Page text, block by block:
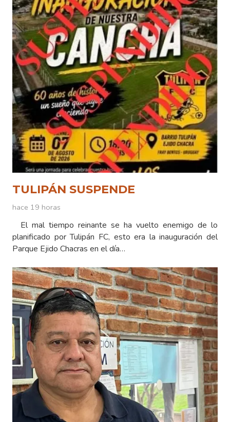
TULIPÁN SUSPENDE
hace 19 horas
El mal tiempo reinante se ha vuelto enemigo de lo
planificado por Tulipán FC, esto era la inauguración del
Parque Ejido Chacras en el día…